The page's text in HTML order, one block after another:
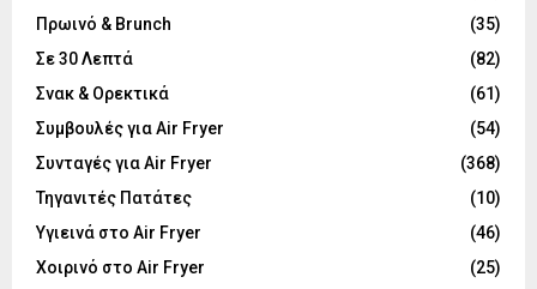
Πρωινό & Brunch
(35)
Σε 30 Λεπτά
(82)
Σνακ & Ορεκτικά
(61)
Συμβουλές για Air Fryer
(54)
Συνταγές για Air Fryer
(368)
Τηγανιτές Πατάτες
(10)
Υγιεινά στο Air Fryer
(46)
Χοιρινό στο Air Fryer
(25)